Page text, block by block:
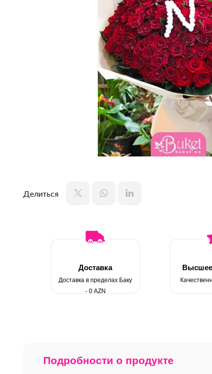
Делиться
Доставка
Доставка в пределах Баку
- 0 AZN
Высшее
Подробности о продукте